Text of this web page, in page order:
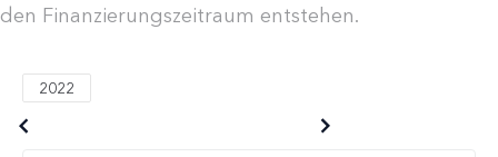
den Finanzierungszeitraum entstehen.
2022